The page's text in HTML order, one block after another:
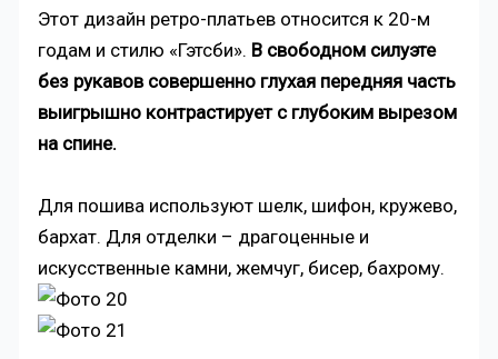
Этот дизайн ретро-платьев относится к 20-м
годам и стилю «Гэтсби». В свободном силуэте
без рукавов совершенно глухая передняя часть
выигрышно контрастирует с глубоким вырезом
на спине.
Для пошива используют шелк, шифон, кружево,
бархат. Для отделки – драгоценные и
искусственные камни, жемчуг, бисер, бахрому.